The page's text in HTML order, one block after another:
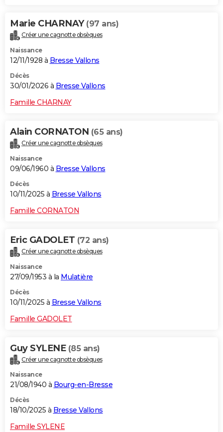
Dictionnaire
Biographies
Citations
Expressions
Proverbes
PROGRAMME TV
COPAINS D'AVANT
S'inscrire
Se connecter
Lycées
Collèges
Primaires
Universités
Entreprises
Service militaire
Avis de recherche
AVIS DE DÉCÈS
Marie CHARNAY (97 ans)
Créer une cagnotte obsèques
Naissance
12/11/1928 à Bresse Vallons
Décès
30/01/2026 à Bresse Vallons
Famille CHARNAY
Alain CORNATON (65 ans)
Créer une cagnotte obsèques
Naissance
09/06/1960 à Bresse Vallons
Décès
10/11/2025 à Bresse Vallons
Famille CORNATON
Eric GADOLET (72 ans)
Créer une cagnotte obsèques
Naissance
27/09/1953 à la Mulatière
Décès
10/11/2025 à Bresse Vallons
Famille GADOLET
Guy SYLENE (85 ans)
Créer une cagnotte obsèques
Naissance
21/08/1940 à Bourg-en-Bresse
Décès
18/10/2025 à Bresse Vallons
Famille SYLENE